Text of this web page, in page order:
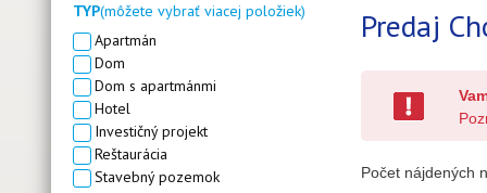
TYP(môžete vybrať viacej položiek)
Apartmán
Dom
Dom s apartmánmi
Hotel
Investičný projekt
Reštaurácia
Stavebný pozemok
Predaj
Počet nájdených